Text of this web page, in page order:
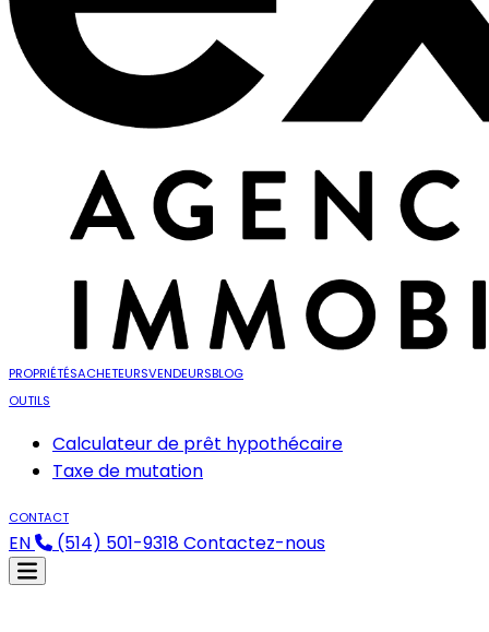
PROPRIÉTÉSACHETEURSVENDEURSBLOG
OUTILS
Calculateur de prêt hypothécaire
Taxe de mutation
CONTACT
EN (514) 501-9318Contactez-nous